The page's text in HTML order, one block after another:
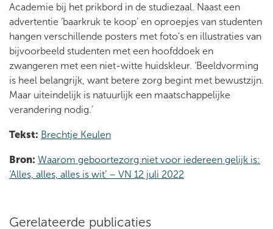
Academie bij het prikbord in de studiezaal. Naast een
advertentie ‘baarkruk te koop’ en oproepjes van studenten
hangen verschillende posters met foto’s en illustraties van
bijvoorbeeld studenten met een hoofddoek en
zwangeren met een niet-witte huidskleur. ‘Beeldvorming
is heel belangrijk, want betere zorg begint met bewustzijn.
Maar uiteindelijk is natuurlijk een maatschappelijke
verandering nodig.’
Tekst: Brechtje Keulen
Bron: Waarom geboortezorg niet voor iedereen gelijk is:
‘Alles, alles, alles is wit’ – VN 12 juli 2022
Gerelateerde publicaties